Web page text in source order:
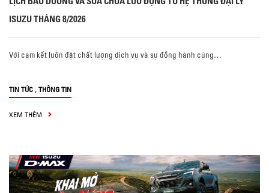
ISUZU THÁNG 8/2026
Với cam kết luôn đặt chất lượng dịch vụ và sự đồng hành cùng…
TIN TỨC , THÔNG TIN
XEM THÊM